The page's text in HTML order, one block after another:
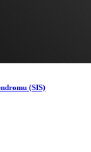
(SIS)